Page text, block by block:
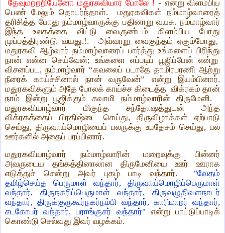
தேவுமற்றறியேனோ மதுரகவியார் போலே ! - என்று விளம்பிய
பெண் மேலும் தொடர்ந்தாள். மதுரகவிகள் நம்மாழ்வாரைத்
தரிசித்த போது நம்மாழ்வாருக்கு பதினாறு வயசு. நம்மாழ்வார்
இந்த உலகத்தை விட்டு வைகுண்டம் கிளம்பிய போது
முப்பத்திரண்டு வயது.!. அவ்வாறு வைகுந்தம் ஏகும்போது,
மதுரகவி ஆழ்வார் நம்மாழ்வாரைப் பார்த்து உங்களைப் பிரிந்து
நான் என்ன செய்வேன்; உங்களை எப்படிப் பூஜிப்பேன் என்று
விசனப்பட, நம்மாழ்வார் “கவலைப் படாதே தாமிரபரணி ஆற்று
நீரைக் காய்ச்சினால் நான் வருவேன்” என்று இயம்பினார்.
மதுரகவிகளும் அதே போலக் காய்ச்ச கிடைத்த விக்ரகம் தான்
நாம் இன்று பூஜிக்கும் சுவாமி நம்மாழ்வாரின் திருமேனி.
மதுரகவியாழ்வார் மிகுந்த சந்தோஷத்துடன் அந்த
விக்ரகத்தைப் பிரதிஷ்டை செய்து, திருவிழாக்கள் ஏற்பாடு
செய்து, திருவாய்மொழியைப் பலருக்கு உபதேசம் செய்து, பல
ஊர்களில் அதைப் பரப்பினார்.
மதுரகவியாழ்வார் நம்மாழ்வாரின் மறைவுக்கு பின்னர்
அவருடைய தங்கத்தினாலான திருமேனியை ஊர் ஊராக
எடுத்துச் சென்று அவர் புகழ் பாடி வந்தார். "வேதம்
தமிழ்செய்த பெருமாள் வந்தார், திருவாய்மொழிப்பெருமாள்
வந்தார், திருநகரிப்பெருமாள் வந்தார், திருவழுதிவளநாடர்
வந்தார், திருக்குருகூர்நகர்நம்பி வந்தார், காரிமாறர் வந்தார்,
சடகோபர் வந்தார், பராங்குசர் வந்தார்" என்று பாட்டுப்பாடிக்
கொண்டு செல்வது இவர் வழக்கம்.